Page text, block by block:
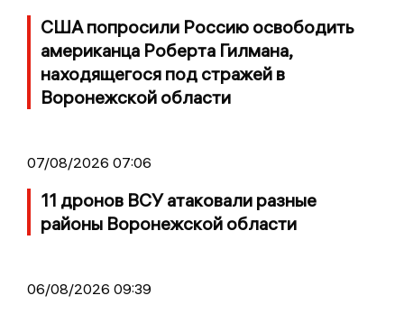
США попросили Россию освободить
американца Роберта Гилмана,
находящегося под стражей в
Воронежской области
07/08/2026 07:06
11 дронов ВСУ атаковали разные
районы Воронежской области
06/08/2026 09:39